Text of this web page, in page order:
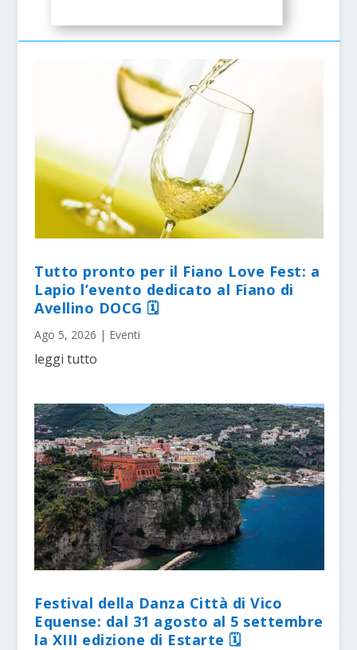
Tutto pronto per il Fiano Love Fest: a
Lapio l’evento dedicato al Fiano di
Avellino DOCG 🗓
Ago 5, 2026 | Eventi
leggi tutto
Festival della Danza Città di Vico
Equense: dal 31 agosto al 5 settembre
la XIII edizione di Estarte 🗓